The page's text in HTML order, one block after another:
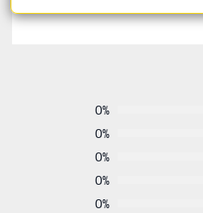
0%
0%
0%
0%
0%